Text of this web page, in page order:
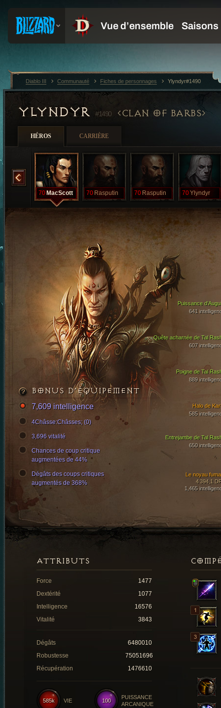
YLYNDYR #1490 CLAN OF BARBS
HÉROS CARRIÈRE
70 MacScott 70 Rasputin 70 Rasputin 70Ylyndyr
Quête acharnée de Tal
607
Poigne de Tal
889
Puissance
641
Entrejambe de Tal
650
Le noyau
4 394,1
1,465
Halo de
585
BONUS D’ÉQUIPEMENT
7,609 intelligence
4Châsse:Châsses; (0)
3,696 vitalité
Chances de coup critique
augmentées de 44%
Dégâts des coups critiques
augmentés de 368%
ATTRIBUTS
Force
1477
Dextérité
1077
Intelligence
16576
Vitalité
3843
Dégâts
6480010
Robustesse
75051696
Récupération
1476610
100
PUISSANCE
ARCANIQUE
585k VIE
Diablo III Communauté Fiches de personnages Ylyndyr#1490